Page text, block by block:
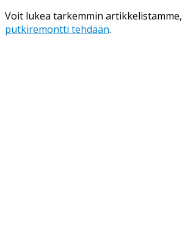
Voit lukea tarkemmin artikkelistamme,
putkiremontti tehdään.